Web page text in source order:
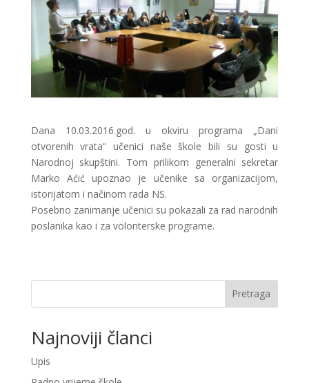
Dana 10.03.2016.god. u okviru programa „Dani
otvorenih vrata“ učenici naše škole bili su gosti u
Narodnoj skupštini. Tom prilikom generalni sekretar
Marko Aćić upoznao je učenike sa organizacijom,
istorijatom i načinom rada NS.
Posebno zanimanje učenici su pokazali za rad narodnih
poslanika kao i za volonterske programe.
Pretraga
Najnoviji članci
Upis